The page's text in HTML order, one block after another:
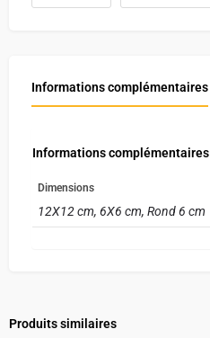
Informations complémentaires
Informations complémentaires
Dimensions
12X12 cm, 6X6 cm, Rond 6 cm
Produits similaires